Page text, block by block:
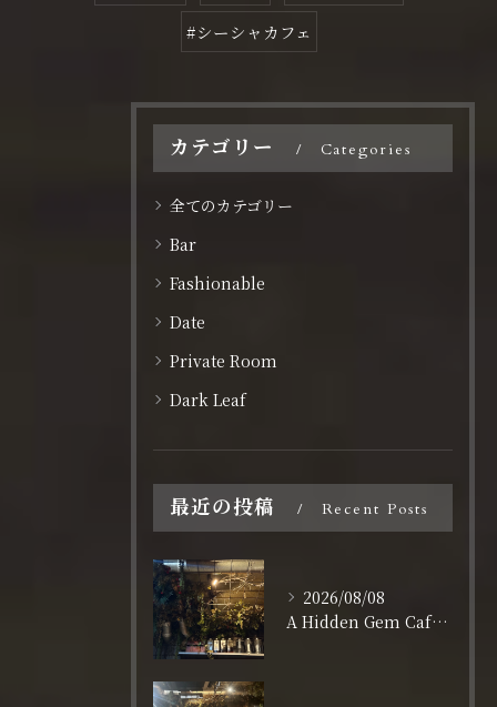
#シーシャカフェ
カテゴリー Categories
全てのカテゴリー
Bar
Fashionable
Date
Private Room
Dark Leaf
最近の投稿 Recent Posts
2026/08/08
A Hidden Gem Cafe for Remote Workers & Creatives in Osaka